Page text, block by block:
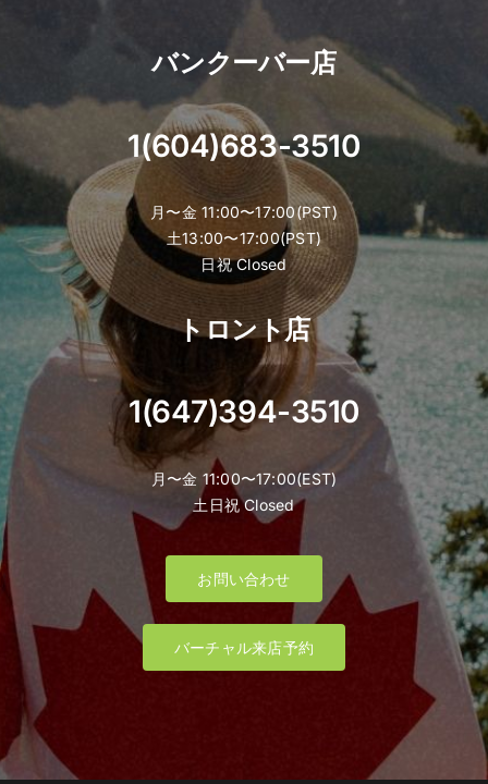
バンクーバー店
1(604)683-3510
月〜金 11:00〜17:00(PST)
土13:00〜17:00(PST)
日祝 Closed
トロント店
1(647)394-3510
月〜金 11:00〜17:00(EST)
土日祝 Closed
お問い合わせ
バーチャル来店予約